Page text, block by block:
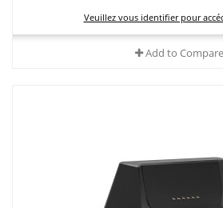
Veuillez vous identifier pour
Add to Compare